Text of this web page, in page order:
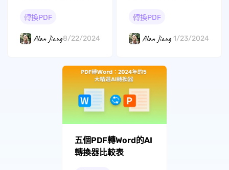
轉換PDF
Alan Jiang8/22/2024
轉換PDF
Alan Jiang 1/23/2024
五個PDF轉Word的AI
轉換器比較表